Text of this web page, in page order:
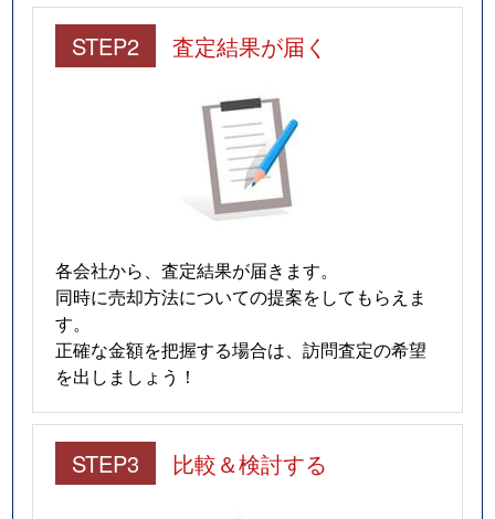
STEP2 査定結果が届く
各会社から、査定結果が届きます。
同時に売却方法についての提案をしてもらえま
す。
正確な金額を把握する場合は、訪問査定の希望
を出しましょう！
STEP3 比較＆検討する